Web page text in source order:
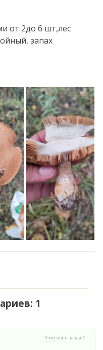
от 2до 6 шт,лес
запах
1
9 месяцев назад #